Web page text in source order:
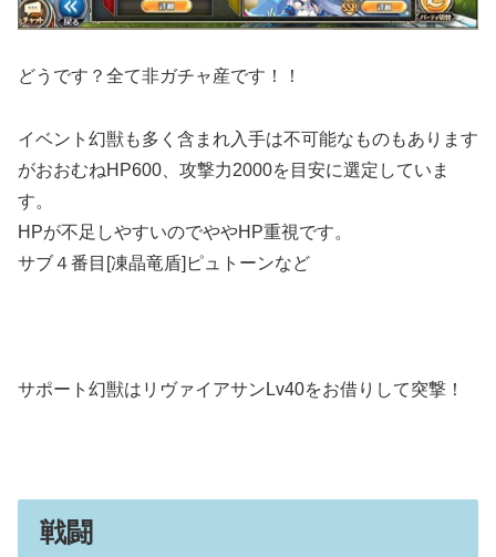
どうです？全て非ガチャ産です！！
イベント幻獣も多く含まれ入手は不可能なものもあります
がおおむねHP600、攻撃力2000を目安に選定していま
す。
HPが不足しやすいのでややHP重視です。
サブ４番目[凍晶竜盾]ピュトーンなど
サポート幻獣はリヴァイアサンLv40をお借りして突撃！
戦闘